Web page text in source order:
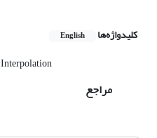
کلیدواژه‌ها English
Interpolation
مراجع